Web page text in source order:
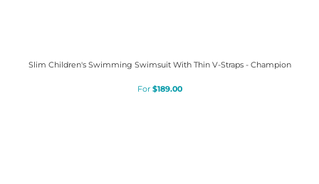
Slim Children's Swimming Swimsuit With Thin V-Straps - Champion
$189.00